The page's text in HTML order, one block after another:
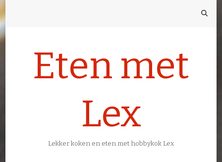
Eten met
Lex
Lekker koken en eten met hobbykok Lex